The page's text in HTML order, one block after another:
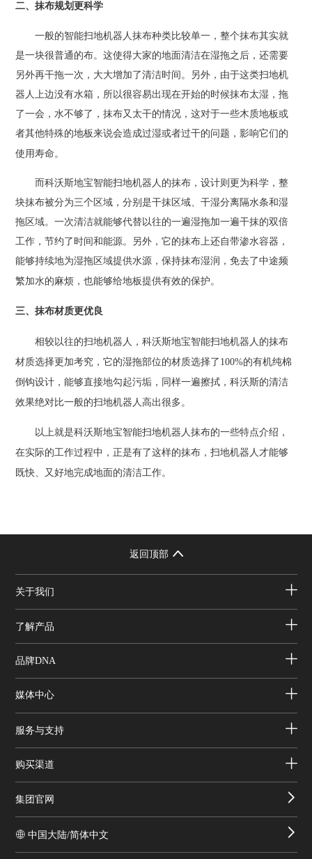
二、抹布规划更科学
一般的智能扫地机器人抹布种类比较单一，整个抹布其实就
是一块很普通的布。这使得大家的地面清洁在湿拖之后，还需要
另外再干拖一次，大大增加了清洁时间。另外，由于这类扫地机
器人上边没有水箱，所以很容易出现在开始的时候抹布太湿，拖
了一会，水不够了，抹布又太干的情况，这对于一些木质地板或
者其他特殊的地板来说会造成过湿或者过干的问题，影响它们的
使用寿命。
而科沃斯地宝智能扫地机器人的抹布，设计则更为科学，整
块抹布被分为三个区域，分别是干抹区域、干湿分离隔水条和湿
拖区域。一次清洁就能够代替以往的一遍湿拖加一遍干抹的双倍
工作，节约了时间和能源。另外，它的抹布上还自带渗水容器，
能够持续地为湿拖区域提供水源，保持抹布湿润，免去了中途频
繁加水的麻烦，也能够给地板提供有效的保护。
三、抹布材质更优良
相较以往的扫地机器人， 科沃斯地宝智能扫地机器人 的抹布
材质选择更加考究，它的湿拖部位的材质选择了 100%的有机纯棉
倒钩设计，能够直接地勾起污垢，同样一遍擦拭，科沃斯的清洁
效果绝对比一般的扫地机器人高出很多。
以上就是科沃斯地宝智能扫地机器人抹布的一些特点介绍，
在实际的工作过程中，正是有了这样的抹布，扫地机器人才能够
既快、又好地完成地面的清洁工作。
返回顶部
关于我们
了解产品
品牌DNA
媒体中心
服务与支持
购买渠道
集团官网
中国大陆/简体中文